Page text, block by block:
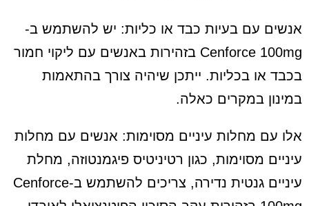
אנשים עם בעיות כבד או כליות: יש להשתמש ב-
Cenforce 100mg בזהירות באנשים עם ליקוי חמור
בכבד או בכליות. ייתכן שיהיה צורך בהתאמות
במינון במקרים כאלה.
אלו עם מחלות עיניים מסוימות: אנשים עם מחלות
עיניים מסוימות, כגון רטיניטיס פיגמנטוזה, מחלת
עיניים גנטית נדירה, צריכים להשתמש ב-Cenforce